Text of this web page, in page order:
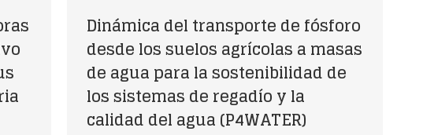
Dinámica del transporte de fósforo
desde los suelos agrícolas a masas
de agua para la sostenibilidad de
los sistemas de regadío y la
calidad del agua (P4WATER)